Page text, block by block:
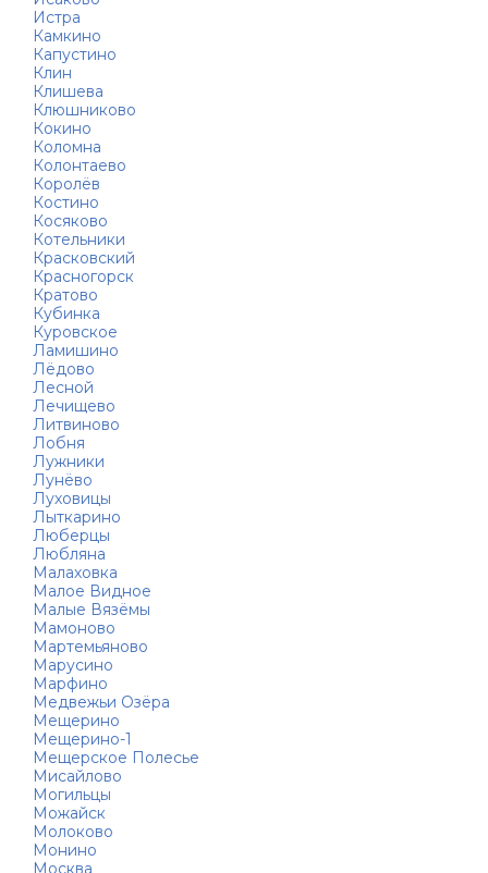
Истра
Камкино
Капустино
Клин
Клишева
Клюшниково
Кокино
Коломна
Колонтаево
Королёв
Костино
Косяково
Котельники
Красковский
Красногорск
Кратово
Кубинка
Куровское
Ламишино
Лёдово
Лесной
Лечищево
Литвиново
Лобня
Лужники
Лунёво
Луховицы
Лыткарино
Люберцы
Любляна
Малаховка
Малое Видное
Малые Вязёмы
Мамоново
Мартемьяново
Марусино
Марфино
Медвежьи Озёра
Мещерино
Мещерино-1
Мещерское Полесье
Мисайлово
Могильцы
Можайск
Молоково
Монино
Москва